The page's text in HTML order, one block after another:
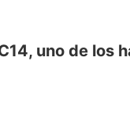
uno de los